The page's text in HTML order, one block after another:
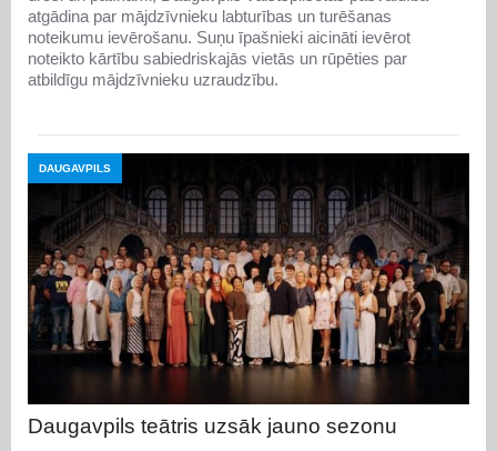
atgādina par mājdzīvnieku labturības un turēšanas
noteikumu ievērošanu. Suņu īpašnieki aicināti ievērot
noteikto kārtību sabiedriskajās vietās un rūpēties par
atbildīgu mājdzīvnieku uzraudzību.
DAUGAVPILS
Daugavpils teātris uzsāk jauno sezonu